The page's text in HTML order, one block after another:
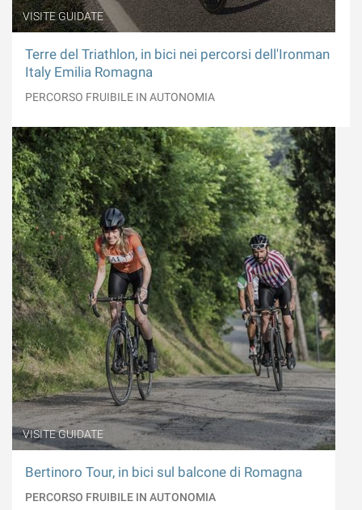
VISITE GUIDATE
Terre del Triathlon, in bici nei percorsi dell'Ironman
Italy Emilia Romagna
PERCORSO FRUIBILE IN AUTONOMIA
VISITE GUIDATE
Bertinoro Tour, in bici sul balcone di Romagna
PERCORSO FRUIBILE IN AUTONOMIA